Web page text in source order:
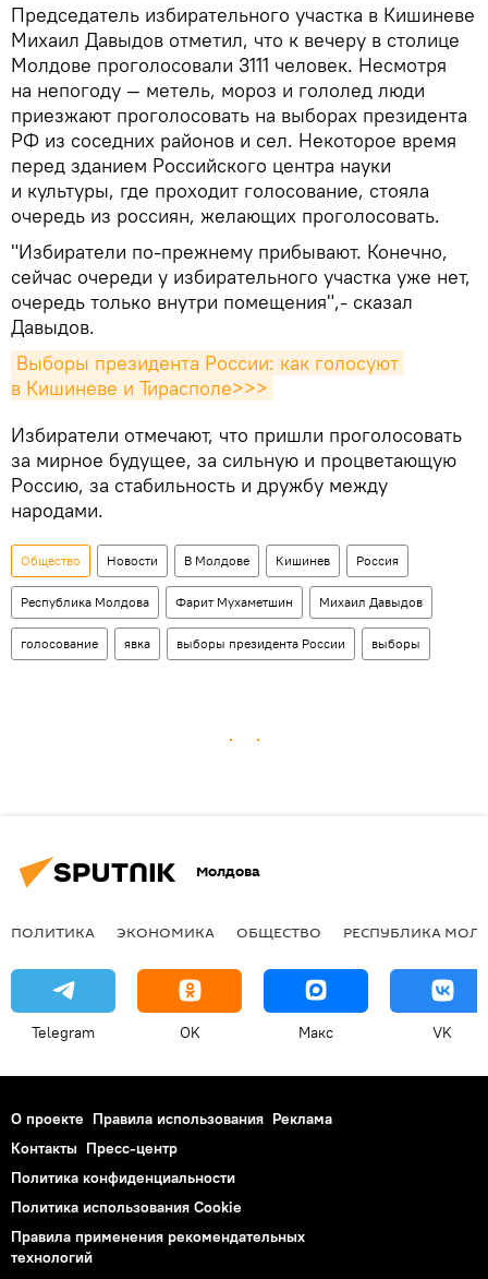
Председатель избирательного участка в Кишиневе
Михаил Давыдов отметил, что к вечеру в столице
Молдове проголосовали 3111 человек. Несмотря
на непогоду — метель, мороз и гололед люди
приезжают проголосовать на выборах президента
РФ из соседних районов и сел. Некоторое время
перед зданием Российского центра науки
и культуры, где проходит голосование, стояла
очередь из россиян, желающих проголосовать.
"Избиратели по-прежнему прибывают. Конечно,
сейчас очереди у избирательного участка уже нет,
очередь только внутри помещения",- сказал
Давыдов.
Выборы президента России: как голосуют
в Кишиневе и Тирасполе>>>
Избиратели отмечают, что пришли проголосовать
за мирное будущее, за сильную и процветающую
Россию, за стабильность и дружбу между
народами.
Общество Новости В Молдове Кишинев Россия
Республика Молдова Фарит Мухаметшин Михаил Давыдов
голосование явка выборы президента России выборы
Молдова
ПОЛИТИКА ЭКОНОМИКА ОБЩЕСТВО РЕСПУБЛИКА
Telegram OK Макс VK
О проекте Правила использования Реклама
Контакты Пресс-центр
Политика конфиденциальности
Политика использования Cookie
Правила применения рекомендательных
технологий